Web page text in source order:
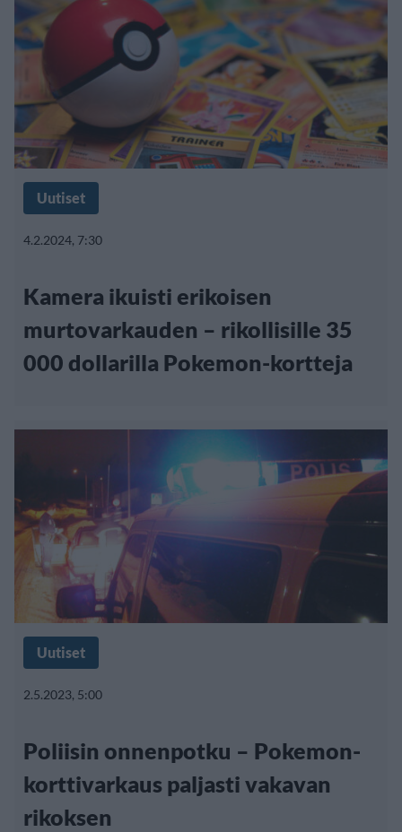
Uutiset
4.2.2024, 7:30
Kamera ikuisti erikoisen
murtovarkauden – rikollisille 35
000 dollarilla Pokemon-kortteja
Uutiset
2.5.2023, 5:00
Poliisin onnenpotku – Pokemon-
korttivarkaus paljasti vakavan
rikoksen